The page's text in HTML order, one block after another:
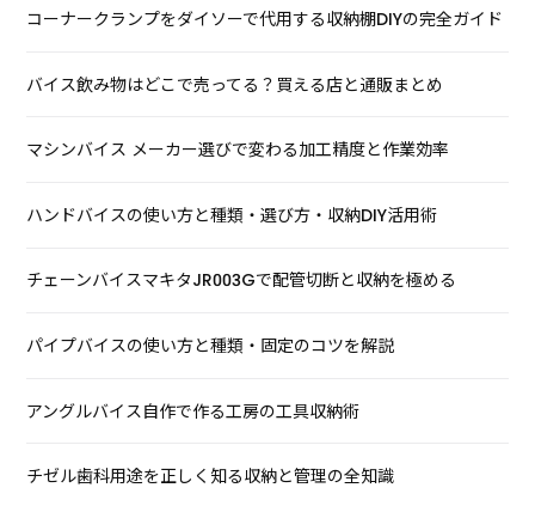
コーナークランプをダイソーで代用する収納棚DIYの完全ガイド
バイス飲み物はどこで売ってる？買える店と通販まとめ
マシンバイス メーカー選びで変わる加工精度と作業効率
ハンドバイスの使い方と種類・選び方・収納DIY活用術
チェーンバイスマキタJR003Gで配管切断と収納を極める
パイプバイスの使い方と種類・固定のコツを解説
アングルバイス自作で作る工房の工具収納術
チゼル歯科用途を正しく知る収納と管理の全知識